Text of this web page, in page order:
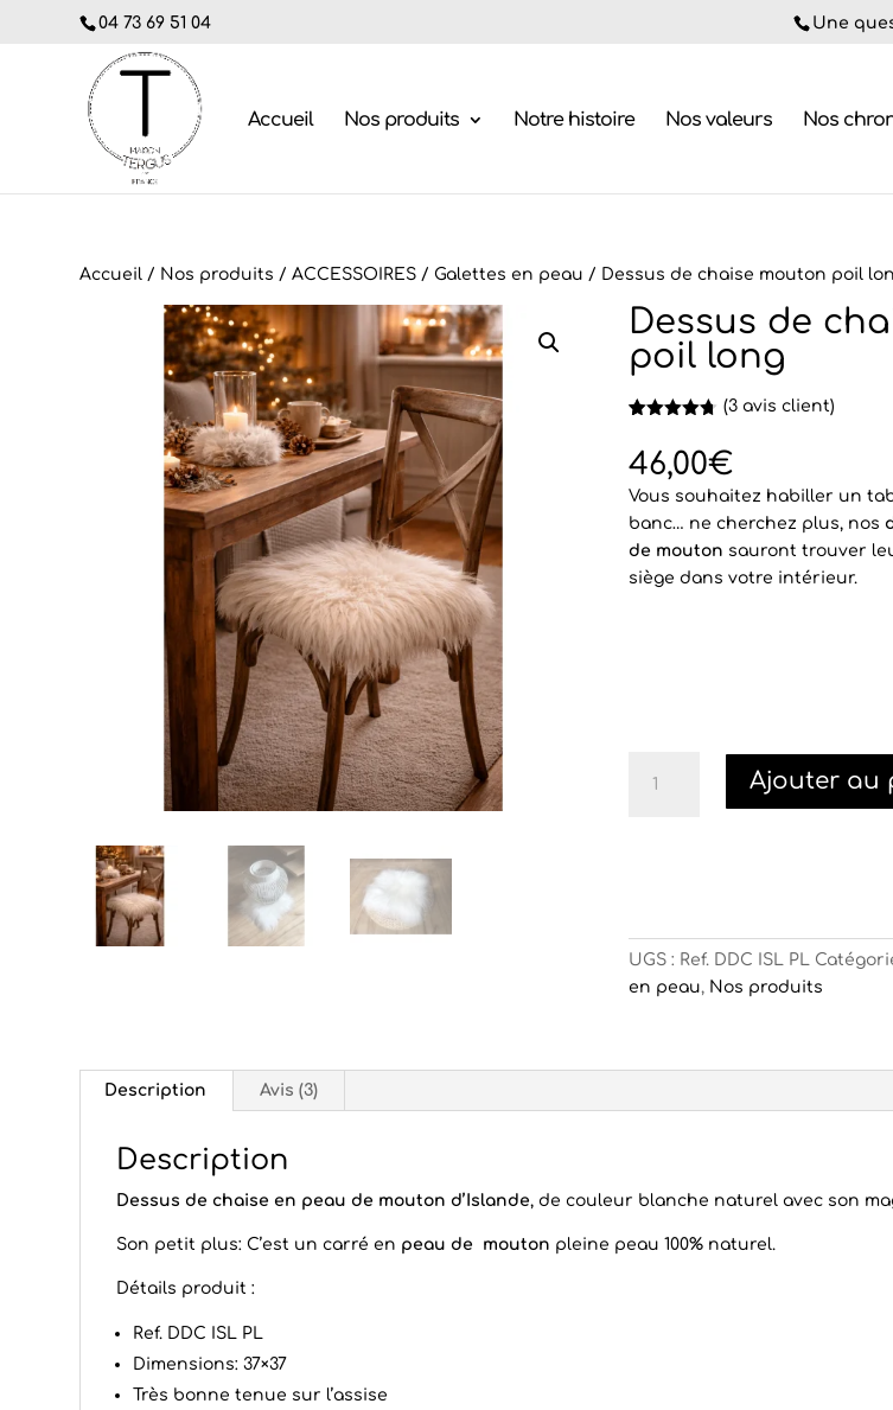
04 73 69 51 04 Une
Accueil Nos produits Notre histoire Nos valeurs Nos
Accueil / Nos produits /ACCESSOIRES /Galettes en peau / Dessus de chaise mouton poil
Dessus de
poil long
sur 5
basé sur
notations
client
(3avis client)
46,00€
Vous souhaitez habiller un
banc… ne cherchez plus, nos
de mouton sauront trouver
siège dans votre intérieur.
long
Ajouter au
UGS : Ref. DDC ISL PL
en peau, Nos produits
Description Avis (3)
Description
Dessus de chaise en peau de mouton d’Islande, de couleur blanche naturel avec son
Son petit plus: C’est un carré en peau de mouton pleine peau 100% naturel.
Détails produit :
Ref. DDC ISL PL
Dimensions: 37×37
Très bonne tenue sur l’assise